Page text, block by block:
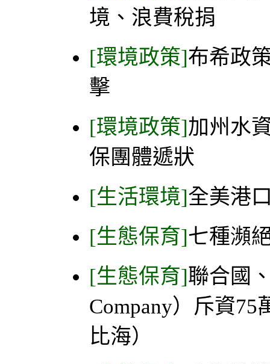
境、浪費稅捐
[環境政策]布希政
擊
[環境政策]加州水
保團體遞狀
[生活環境]全美港
[生態保育]七種瀕
[生態保育]聯合國
Company）斥資
比海）